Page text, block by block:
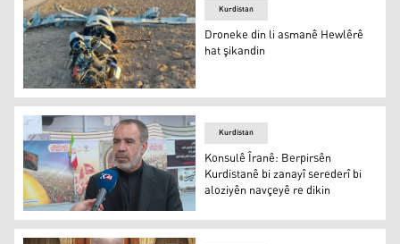
Arşîv
Kurdistan
Droneke din li asmanê Hewlêrê
hat şikandin
Konsulê Îranê: Berpirsên Kurdistanê bi zanayî serederî
Kurdistan
Konsulê Îranê: Berpirsên
Kurdistanê bi zanayî serederî bi
aloziyên navçeyê re dikin